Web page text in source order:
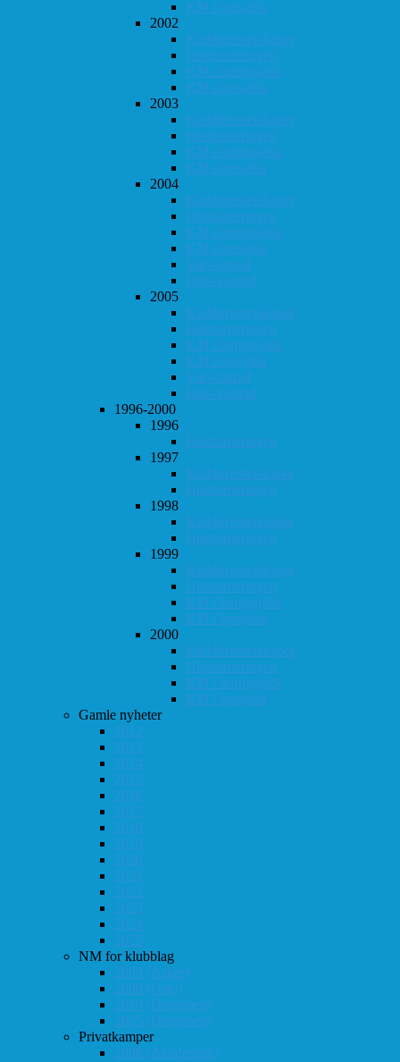
KM i lynsjakk
2002
Klubbmesterskapet
Høstturneringen
KM i hurtigsjakk
KM i lynsjakk
2003
Klubbmesterskapet
Høstturneringen
KM i hurtigsjakk
KM i lynsjakk
2004
Klubbmesterskapet
Høstturneringen
KM i hurtigsjakk
KM i lynsjakk
Vår-konrad
Høst-konrad
2005
Klubbmesterskapet
Høstturneringen
KM i hurtigsjakk
KM i lynsjakk
Vår-konrad
Høst-konrad
1996-2000
1996
Høstturneringen
1997
Klubbmesterskapet
Høstturneringen
1998
Klubbmesterskapet
Høstturneringen
1999
Klubbmesterskapet
Høstturneringen
KM i hurtigsjakk
KM i lynsjakk
2000
Klubbmesterskapet
Høstturneringen
KM i hurtigsjakk
KM i lynsjakk
Gamle nyheter
2012
2013
2014
2015
2016
2017
2018
2019
2020
2021
2022
2023
2024
2025
NM for klubblag
2003 (Asker)
2008 (Oslo)
2010 (Drammen)
2025 (Drammen)
Privatkamper
1998 (Akademisk)